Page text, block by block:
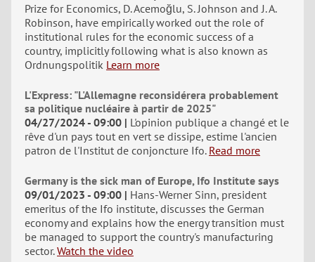
Prize for Economics, D. Acemoğlu, S. Johnson and J. A.
Robinson, have empirically worked out the role of
institutional rules for the economic success of a
country, implicitly following what is also known as
Ordnungspolitik Learn more
L'Express: "L'Allemagne reconsidérera probablement
sa politique nucléaire à partir de 2025"
04/27/2024 - 09:00
L'opinion publique a changé et le
rêve d'un pays tout en vert se dissipe, estime l'ancien
patron de l'Institut de conjoncture Ifo. Read more
Germany is the sick man of Europe, Ifo Institute says
09/01/2023 - 09:00
Hans-Werner Sinn, president
emeritus of the Ifo institute, discusses the German
economy and explains how the energy transition must
be managed to support the country's manufacturing
sector. Watch the video